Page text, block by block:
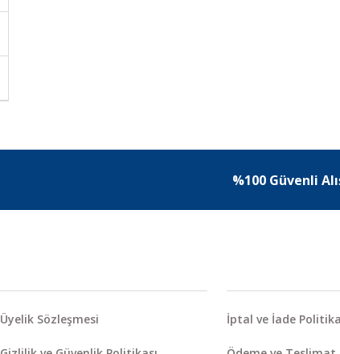
%100 Güvenli
Üyelik Sözleşmesi İptal ve İade